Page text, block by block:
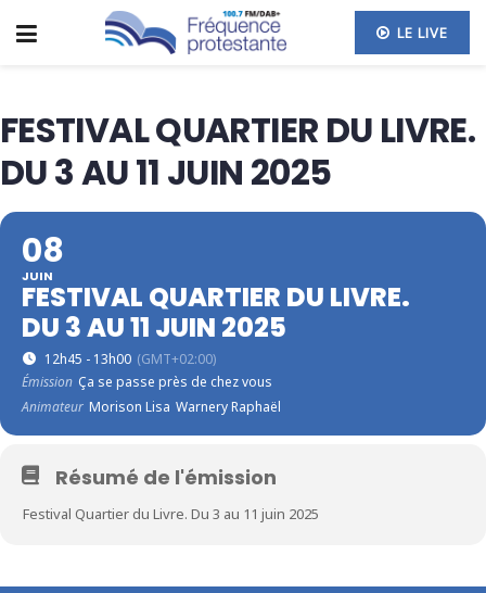
LE LIVE
FESTIVAL QUARTIER DU LIVRE.
DU 3 AU 11 JUIN 2025
08
JUIN
FESTIVAL QUARTIER DU LIVRE.
DU 3 AU 11 JUIN 2025
12h45 - 13h00 (GMT+02:00)
Émission Ça se passe près de chez vous
Animateur Morison Lisa Warnery Raphaël
Résumé de l'émission
Festival Quartier du Livre. Du 3 au 11 juin 2025